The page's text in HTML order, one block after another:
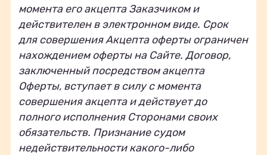
момента его акцепта Заказчиком и
действителен в электронном виде. Срок
для совершения Акцепта оферты ограничен
нахождением оферты на Сайте. Договор,
заключенный посредством акцепта
Оферты, вступает в силу с момента
совершения акцепта и действует до
полного исполнения Сторонами своих
обязательств. Признание судом
недействительности какого-либо